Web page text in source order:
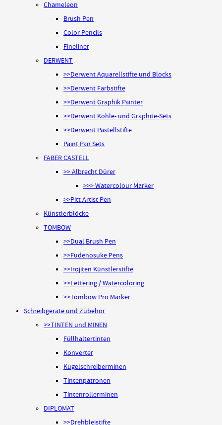
Chameleon
Brush Pen
Color Pencils
Fineliner
DERWENT
>>Derwent Aquarellstifte und Blocks
>>Derwent Farbstifte
>>Derwent Graphik Painter
>>Derwent Kohle- und Graphite-Sets
>>Derwent Pastellstifte
Paint Pan Sets
FABER CASTELL
>> Albrecht Dürer
>>> Watercolour Marker
>>Pitt Artist Pen
Künstlerblöcke
TOMBOW
>>Dual Brush Pen
>>Fudenosuke Pens
>>Irojiten Künstlerstifte
>>Lettering / Watercoloring
>>Tombow Pro Marker
Schreibgeräte und Zubehör
>>TINTEN und MINEN
Füllhaltertinten
Konverter
Kugelschreiberminen
Tintenpatronen
Tintenrollerminen
DIPLOMAT
>>Drehbleistifte